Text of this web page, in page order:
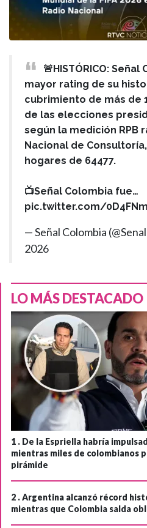
🚨HISTÓRICO:
mayor rating de su
cubrimiento de más de
de las elecciones
según la medición RPB
Nacional de
hogares de 64477.
📺Señal Colombia fue…
pic.twitter.com/
— Señal Colombia
2026
LO MÁS DESTACADO
1 . De la Espriella habría
mientras miles de colombianos
pirámide
2 .Argentina alcanzó récord
mientras que Colombia salda